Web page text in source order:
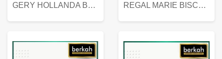
GERY HOLLANDA BUTTER COOKIES 450 GRAM REGAL MARIE BISCUIT KALENG 550 GRAM